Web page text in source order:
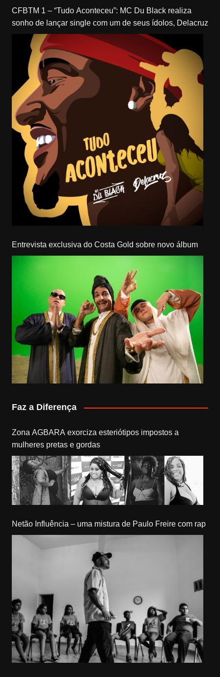
CFBTM 1 – “Tudo Aconteceu”: MC Du Black realiza
sonho de lançar single com um de seus ídolos, Delacruz
Entrevista exclusiva do Costa Gold sobre novo álbum
Faz a Diferença
Zona AGBARA exorciza esteriótipos impostos a
mulheres pretas e gordas
Netão Influência – uma mistura de Paulo Freire com rap